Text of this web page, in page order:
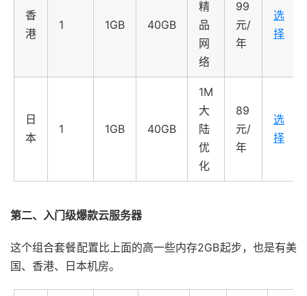
香
港
1 1GB 40GB
精
品
网
络
99
元/
年
选
择
日
本
1 1GB 40GB
1M
大
陆
优
化
89
元/
年
选
择
第二、入门级爆款云服务器
这个组合套餐配置比上面的高一些内存2GB起步，也是有美
国、香港、日本机房。